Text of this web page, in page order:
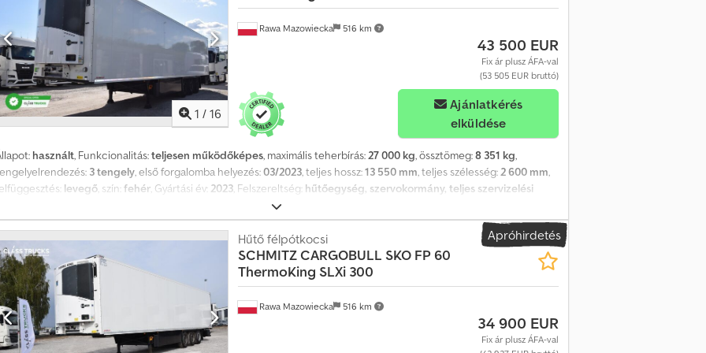
magasság (terhelés nélkül) – 4 008 mm. Raklapállvány 36 euro- / 24 ISO-raklaphoz. ROTOS SCB futómű
Gumiabroncs információk Bal első – 5 mm Jobb első – 5 mm Bal középső – 5 mm Jobb középső – 5 mm
hátsó – 5 mm Jobb hátsó – 5 mm
1 / 16
Rawa Mazowiecka 516 km
43 500 EUR
Fix ár plusz ÁFA-val
(53 505 EUR bruttó)
Ajánlatkérés
elküldése
használt, Funkcionalitás:teljesen működőképes, maximális teherbírás:27 000 kg, össztömeg:8 351 kg,
3 tengely, első forgalomba helyezés:03/2023, teljes hossz:13 550 mm, teljes szélesség:2 600 mm,
levegő, szín:fehér, Gyártási év: 2023, Felszereltség: hűtőegység, szervokormány, teljes szervizelési
, műszaki specifikáció FP 60 SMART. THERMO KING SLXi 300 - 50, BlueBox-szal, OptiSet-tel és modulációval.
dupla hátsó ajtók (FP, NX17), habszivaccsal, dupla rozsdamentes acél reteszkarral. Műanyag szerszámosláda
tárolóval és fiókkal a szekrény mögött. SCHMITZ fekete műanyag üzemanyagtartály, 245 liter, 1
bioüzemanyaghoz való alkalmasság ellenőrizve. Gumiabroncsok: 385/65 R22.5. Teljes hossz – 13550 mm. A
teljes szélessége – 2600 mm. Teljes magasság (üresen) – 4009 mm. Raklap-rögzítő rendszer, 36 Euro/24 ISO-
számára. ROTOS SCB futómű (tárcsafékek). Csdpezq Dmmefx Adyeha 1 szigetelt szellőzőnyílás a bal hátsó ajtó
részén. Gumiabroncs-információk Elöl balra – 6 mm Elöl jobbra – 6 mm Középen balra – 12 mm Középen jobbra –
mm Hátul balra – 9 mm Hátul jobbra – 9 mm
Apróhirdetés
Rawa Mazowiecka 516 km
Hűtő félpótkocsi
SCHMITZ CARGOBULL SKO FP 60
ThermoKing SLXi 300
34 900 EUR
Fix ár plusz ÁFA-val